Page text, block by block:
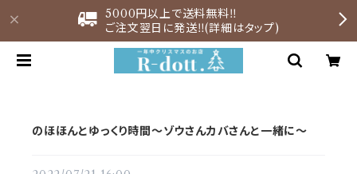
5000円以上で送料無料‼︎
ご注文翌日に発送‼︎(詳細はタップ)
のほほんとゆっくり時間～ゾウさんカバさんと一緒に～